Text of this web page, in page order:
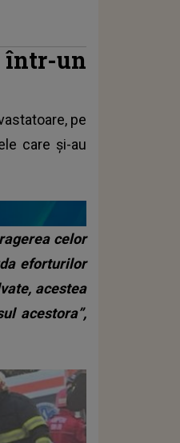
într-un
pe
care și-au
celor
eforturilor
acestea
acestora”,